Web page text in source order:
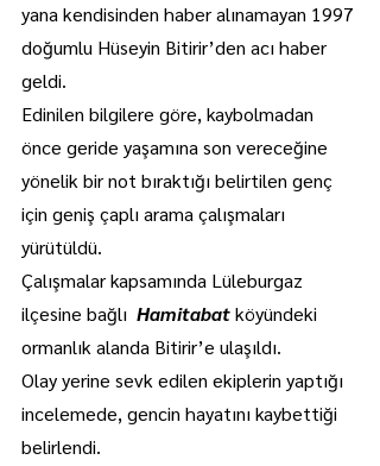
yana kendisinden haber alınamayan 1997
doğumlu Hüseyin Bitirir’den acı haber
geldi.
Edinilen bilgilere göre, kaybolmadan
önce geride yaşamına son vereceğine
yönelik bir not bıraktığı belirtilen genç
için geniş çaplı arama çalışmaları
yürütüldü.
Çalışmalar kapsamında Lüleburgaz
ilçesine bağlı Hamitabat köyündeki
ormanlık alanda Bitirir’e ulaşıldı.
Olay yerine sevk edilen ekiplerin yaptığı
incelemede, gencin hayatını kaybettiği
belirlendi.